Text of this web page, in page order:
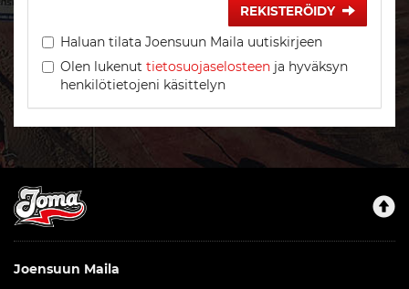
REKISTERÖIDY
Haluan tilata Joensuun Maila uutiskirjeen
Olen lukenut tietosuojaselosteen ja hyväksyn
henkilötietojeni käsittelyn
Joensuun Maila